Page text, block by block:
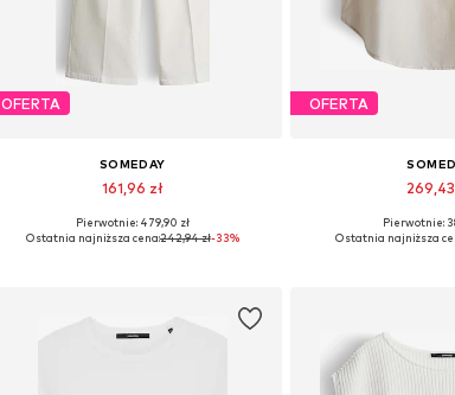
OFERTA
SOMEDAY
161,96 zł
Dostępne w różnych rozmiarach
Pierwotnie: 479,90 zł
Ostatnia najniższa cena:242,94 zł-33%
OFERTA
Dostępne
Pierwotnie:
Ostatnia najniższa